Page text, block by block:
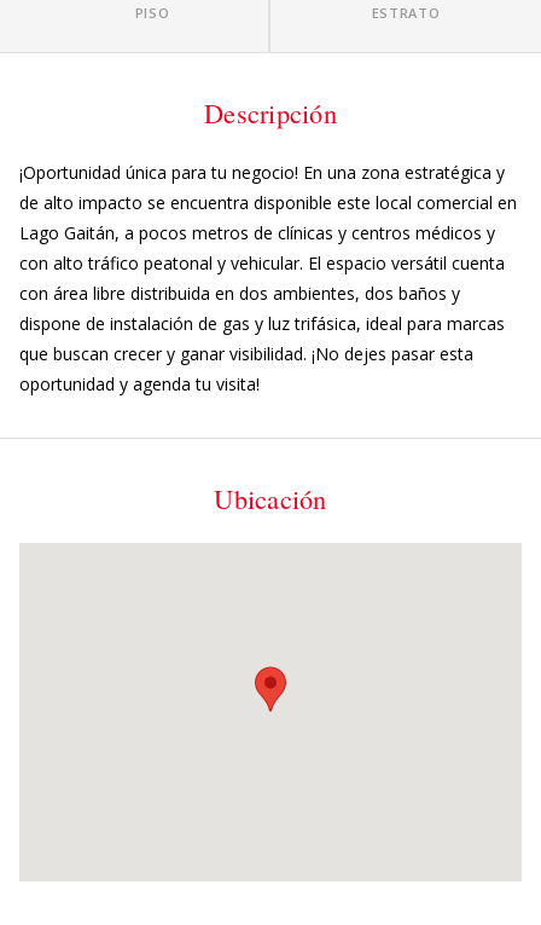
PISO ESTRATO
Descripción
¡Oportunidad única para tu negocio! En una zona estratégica y
de alto impacto se encuentra disponible este local comercial en
Lago Gaitán, a pocos metros de clínicas y centros médicos y
con alto tráfico peatonal y vehicular. El espacio versátil cuenta
con área libre distribuida en dos ambientes, dos baños y
dispone de instalación de gas y luz trifásica, ideal para marcas
que buscan crecer y ganar visibilidad. ¡No dejes pasar esta
oportunidad y agenda tu visita!
Ubicación